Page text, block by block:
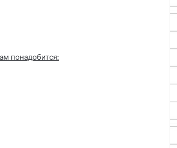
понадобится: